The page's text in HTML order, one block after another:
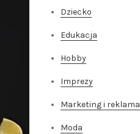
Dziecko
Edukacja
Hobby
Imprezy
Marketing i reklama
Moda